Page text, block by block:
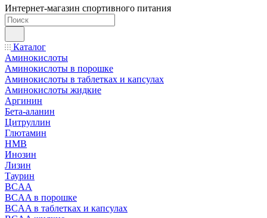
Интернет-магазин спортивного питания
Каталог
Аминокислоты
Аминокислоты в порошке
Аминокислоты в таблетках и капсулах
Аминокислоты жидкие
Аргинин
Бета-аланин
Цитруллин
Глютамин
HMB
Инозин
Лизин
Таурин
BCAA
BCAA в порошке
BCAA в таблетках и капсулах